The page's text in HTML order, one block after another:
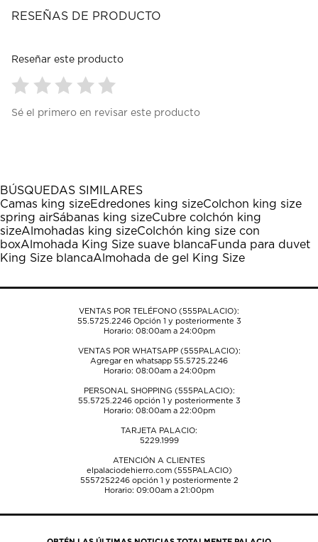
RESEÑAS DE PRODUCTO
Reseñar este producto
para
1
estrella
Esta
acción
abrirá
el
formulario
envío.
para
estrellas.
Esta
acción
abrirá
el
formulario
envío.
para
estrellas.
Esta
acción
abrirá
el
formulario
envío.
para
estrellas.
Esta
acción
abrirá
el
formulario
envío.
para
estrellas.
Esta
acción
abrirá
el
formulario
envío.
Sé el primero en revisar este producto
BÚSQUEDAS SIMILARES
Camas king sizeEdredones king sizeColchon king size
spring airSábanas king sizeCubre colchón king
sizeAlmohadas king sizeColchón king size con
boxAlmohada King Size suave blancaFunda para duvet
King Size blancaAlmohada de gel King Size
VENTAS POR TELÉFONO (555PALACIO):
55.5725.2246Opción 1 y posteriormente 3
Horario: 08:00am a 24:00pm
VENTAS POR WHATSAPP (555PALACIO):
Agregar en whatsapp 55.5725.2246
Horario: 08:00am a 24:00pm
PERSONAL SHOPPING (555PALACIO):
55.5725.2246opción 1 y posteriormente 3
Horario: 08:00am a 22:00pm
TARJETA PALACIO:
5229.1999
ATENCIÓN A CLIENTES
elpalaciodehierro.com (555PALACIO)
5557252246opción 1 y posteriormente 2
Horario: 09:00am a 21:00pm